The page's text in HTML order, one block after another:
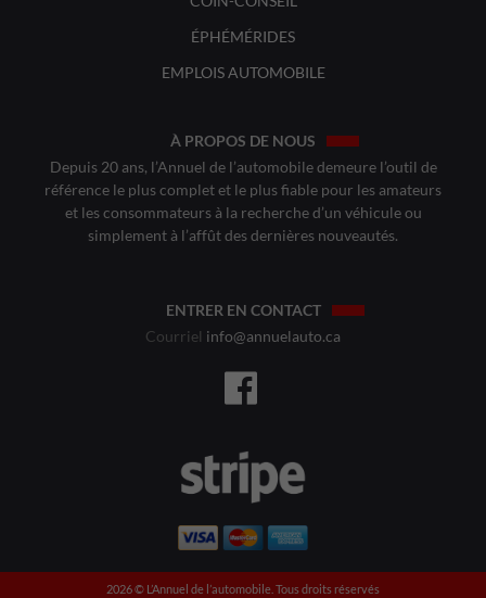
ÉPHÉMÉRIDES
EMPLOIS AUTOMOBILE
À PROPOS DE NOUS
Depuis 20 ans, l’Annuel de l’automobile demeure l’outil de
référence le plus complet et le plus fiable pour les amateurs
et les consommateurs à la recherche d’un véhicule ou
simplement à l’affût des dernières nouveautés.
ENTRER EN CONTACT
Courriel info@annuelauto.ca
2026 ©️ L’Annuel de l’automobile. Tous droits réservés